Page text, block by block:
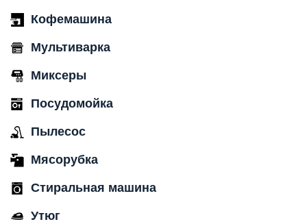
Кофемашина
Мультиварка
Миксеры
Посудомойка
Пылесос
Мясорубка
Стиральная машина
Утюг